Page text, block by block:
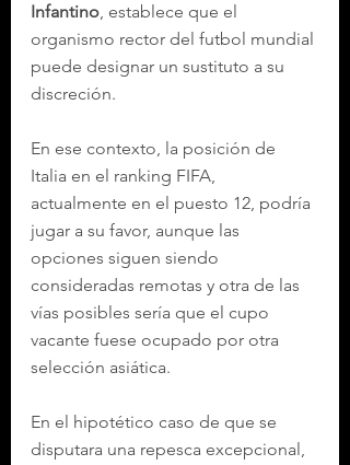
Infantino, establece que el
organismo rector del futbol mundial
puede designar un sustituto a su
discreción.
En ese contexto, la posición de
Italia en el ranking FIFA,
actualmente en el puesto 12, podría
jugar a su favor, aunque las
opciones siguen siendo
consideradas remotas y otra de las
vías posibles sería que el cupo
vacante fuese ocupado por otra
selección asiática.
En el hipotético caso de que se
disputara una repesca excepcional,